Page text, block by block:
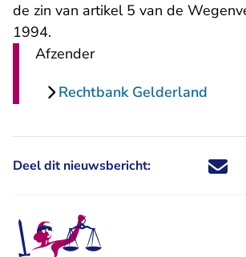
de zin van artikel 5 van de
1994.
Afzender
Rechtbank Gelderland
Deel dit nieuwsbericht: Deel dit
Deel dit
Deel